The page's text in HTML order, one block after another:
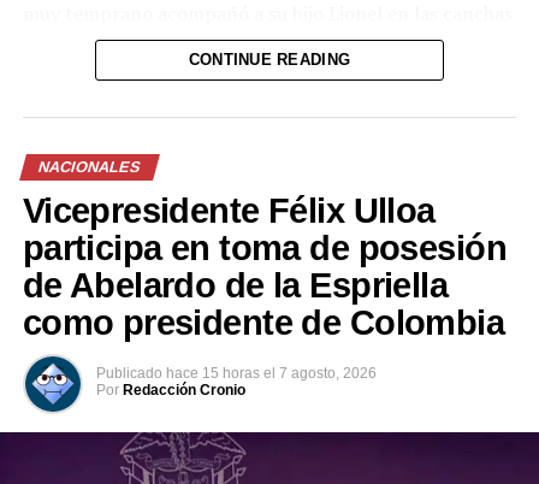
de Malvinas y en el club Grandoli, y fue el primero en
apostar por su talento.
Jorge Messi junto a su esposa, Celia María Cuccittini, y su hija, María
Sol Messi, en la boda de Lionel Messi con Antonela Roccuzzo (AFP
PHOTO / EITAN ABRAMOVICH)
CONTINUE READING
NACIONALES
Vicepresidente Félix Ulloa
participa en toma de posesión
de Abelardo de la Espriella
como presidente de Colombia
Publicado hace 15 horas el 7 agosto, 2026
Por Redacción Cronio